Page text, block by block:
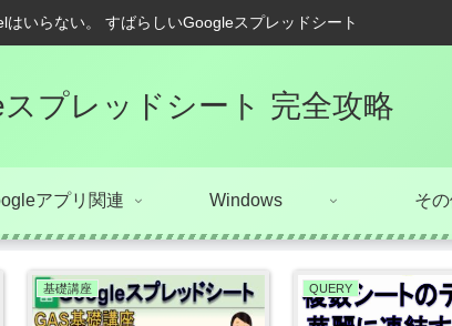
はいらない。 すばらしいGoogleスプレッドシート
プレッドシート 完全攻略
アプリ関連 Windows そ
基礎講座 QUERY